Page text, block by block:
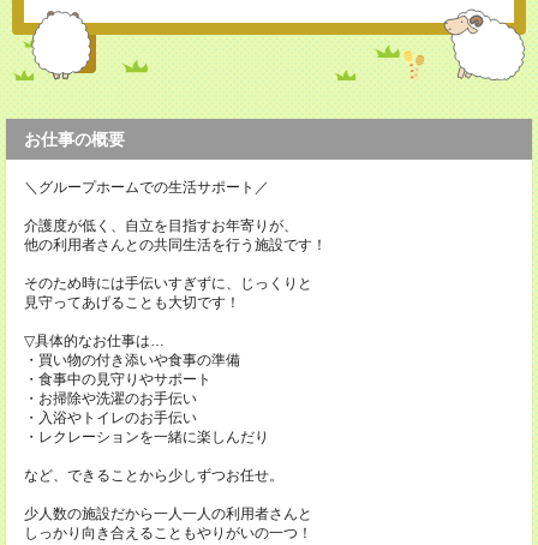
お仕事の概要
＼グループホームでの生活サポート／
介護度が低く、自立を目指すお年寄りが、
他の利用者さんとの共同生活を行う施設です！
そのため時には手伝いすぎずに、じっくりと
見守ってあげることも大切です！
▽具体的なお仕事は…
・買い物の付き添いや食事の準備
・食事中の見守りやサポート
・お掃除や洗濯のお手伝い
・入浴やトイレのお手伝い
・レクレーションを一緒に楽しんだり
など、できることから少しずつお任せ。
少人数の施設だから一人一人の利用者さんと
しっかり向き合えることもやりがいの一つ！